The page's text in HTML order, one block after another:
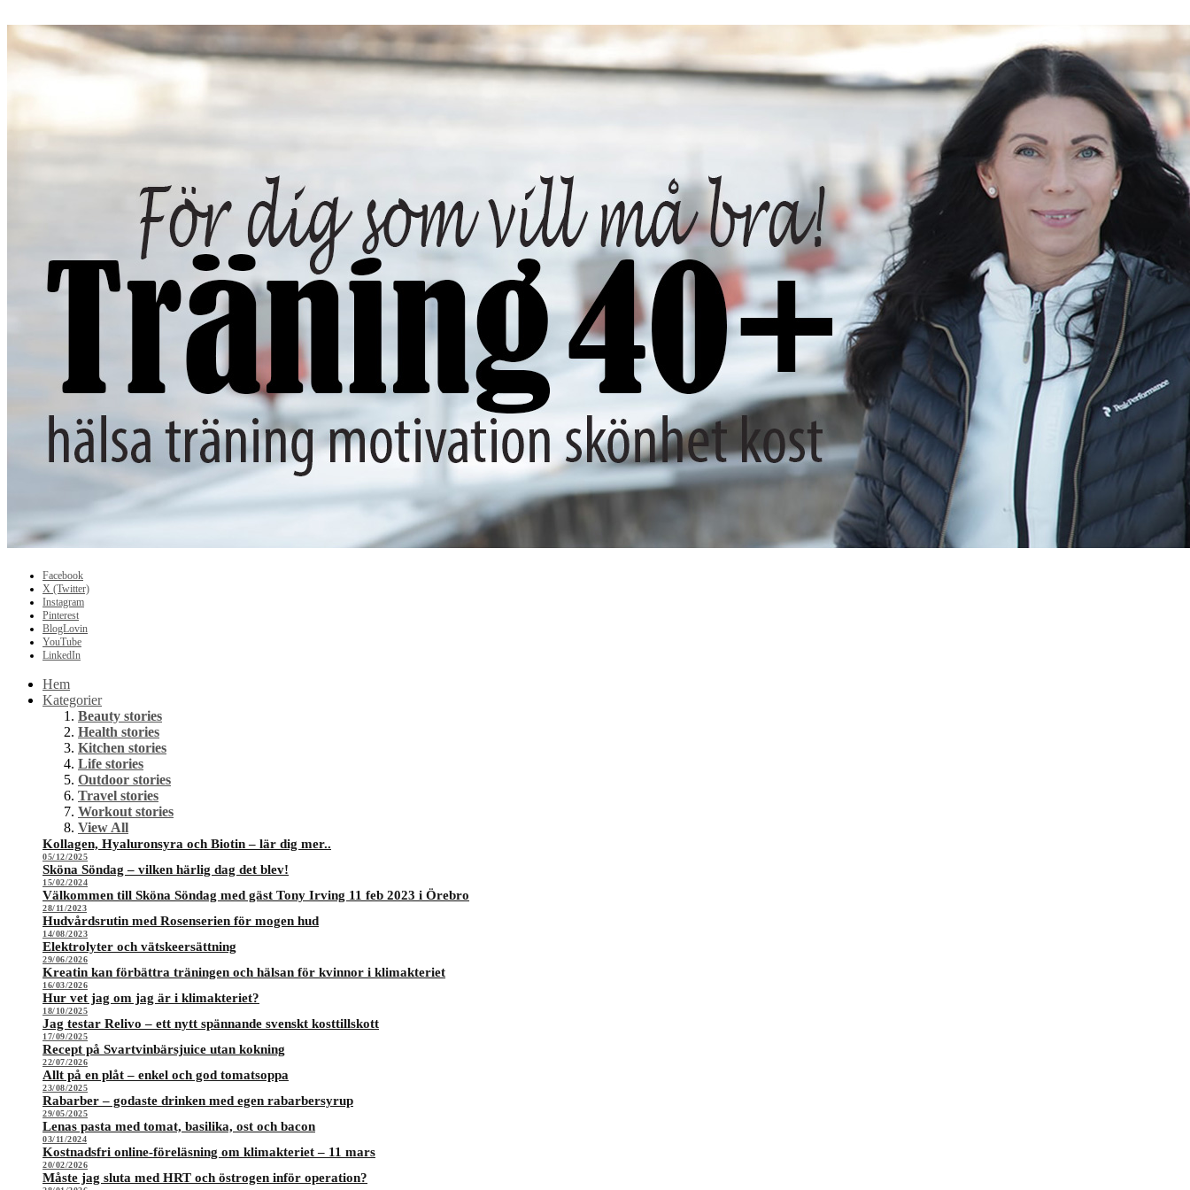
Facebook
X (Twitter)
Instagram
Pinterest
BlogLovin
YouTube
LinkedIn
Hem
Kategorier
Beauty stories
Health stories
Kitchen stories
Life stories
Outdoor stories
Travel stories
Workout stories
View All
Kollagen, Hyaluronsyra och Biotin – lär dig mer..
05/12/2025
Sköna Söndag – vilken härlig dag det blev!
15/02/2024
Välkommen till Sköna Söndag med gäst Tony Irving 11 feb 2023 i Örebro
28/11/2023
Hudvårdsrutin med Rosenserien för mogen hud
14/08/2023
Elektrolyter och vätskeersättning
29/06/2026
Kreatin kan förbättra träningen och hälsan för kvinnor i klimakteriet
16/03/2026
Hur vet jag om jag är i klimakteriet?
18/10/2025
Jag testar Relivo – ett nytt spännande svenskt kosttillskott
17/09/2025
Recept på Svartvinbärsjuice utan kokning
22/07/2026
Allt på en plåt – enkel och god tomatsoppa
23/08/2025
Rabarber – godaste drinken med egen rabarbersyrup
29/05/2025
Lenas pasta med tomat, basilika, ost och bacon
03/11/2024
Kostnadsfri online-föreläsning om klimakteriet – 11 mars
20/02/2026
Måste jag sluta med HRT och östrogen inför operation?